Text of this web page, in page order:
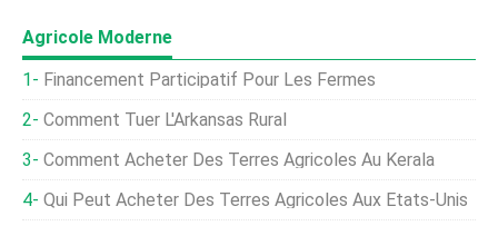
Agricole Moderne
Financement Participatif Pour Les Fermes
Comment Tuer L'Arkansas Rural
Comment Acheter Des Terres Agricoles Au Kerala
Qui Peut Acheter Des Terres Agricoles Aux États-Unis